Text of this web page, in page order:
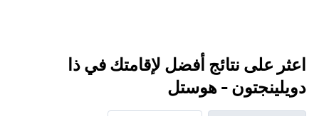
اعثر على نتائج أفضل لإقامتك في ذا
دويلينجتون - هوستل